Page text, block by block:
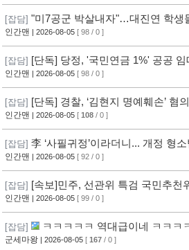
[잡담] "미7공군 박살내자"…대진연 학생
무단침입 [영상]
인간맨 | 2026-08-05 [ 98 / 0 ]
[잡담] [단독] 당정, '국민연금 1%' 공공 임
토
인간맨 | 2026-08-05 [ 98 / 0 ]
[잡담] [단독] 경찰, ‘김현지 명예훼손’ 혐
치
인간맨 | 2026-08-05 [ 108 / 0 ]
[잡담] 李 ‘사필귀정’이라더니... 개정 형
인간맨 | 2026-08-05 [ 92 / 0 ]
[잡담] [속보]민주, 선관위 특검 국민추천
변호사, 하상응 교수 추천
인간맨 | 2026-08-05 [ 99 / 0 ]
[잡담] ㅋㅋㅋㅋㅋ 역대급이네 ㅋㅋㅋ
군세마왕 | 2026-08-05 [ 167 / 0 ]